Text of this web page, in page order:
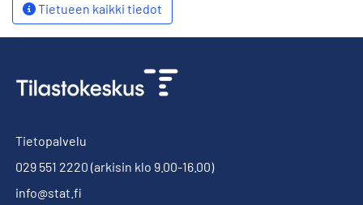
Tietueen kaikki tiedot
Tietopalvelu
029 551 2220 (arkisin klo 9.00-16.00)
info@stat.fi